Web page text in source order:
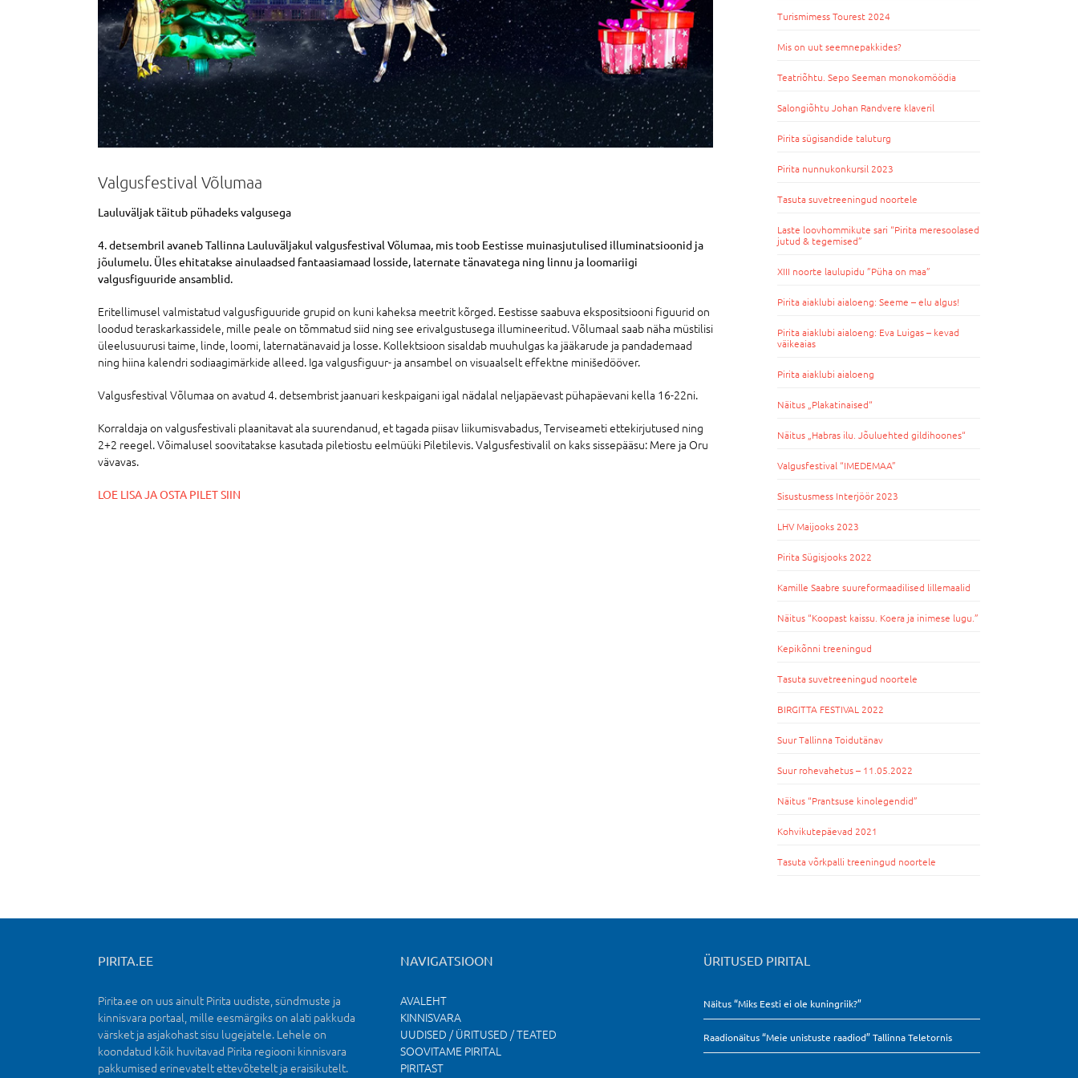
Valgusfestival Võlumaa
Lauluväljak täitub pühadeks valgusega
4. detsembril avaneb Tallinna Lauluväljakul valgusfestival Võlumaa, mis toob Eestisse muinasjutulised illuminatsioonid ja
jõulumelu. Üles ehitatakse ainulaadsed fantaasiamaad losside, laternate tänavatega ning linnu ja loomariigi
valgusfiguuride ansamblid.
Eritellimusel valmistatud valgusfiguuride grupid on kuni kaheksa meetrit kõrged. Eestisse saabuva ekspositsiooni figuurid on
loodud teraskarkassidele, mille peale on tõmmatud siid ning see erivalgustusega illumineeritud. Võlumaal saab näha müstilisi
üleelusuurusi taime, linde, loomi, laternatänavaid ja losse. Kollektsioon sisaldab muuhulgas ka jääkarude ja pandademaad
ning hiina kalendri sodiaagimärkide alleed. Iga valgusfiguur- ja ansambel on visuaalselt effektne minišedööver.
Valgusfestival Võlumaa on avatud 4. detsembrist jaanuari keskpaigani igal nädalal neljapäevast pühapäevani kella 16-22ni.
Korraldaja on valgusfestivali plaanitavat ala suurendanud, et tagada piisav liikumisvabadus, Terviseameti ettekirjutused ning
2+2 reegel. Võimalusel soovitatakse kasutada piletiostu eelmüüki Piletilevis. Valgusfestivalil on kaks sissepääsu: Mere ja Oru
vävavas.
LOE LISA JA OSTA PILET SIIN
Turismimess Tourest 2024
Mis on uut seemnepakkides?
Teatriõhtu. Sepo Seeman monokomöödia
Salongiõhtu Johan Randvere klaveril
Pirita sügisandide taluturg
Pirita nunnukonkursil 2023
Tasuta suvetreeningud noortele
Laste loovhommikute sari “Pirita meresoolased
jutud & tegemised”
XIII noorte laulupidu ”Püha on maa”
Pirita aiaklubi aialoeng: Seeme – elu algus!
Pirita aiaklubi aialoeng: Eva Luigas – kevad
väikeaias
Pirita aiaklubi aialoeng
Näitus „Plakatinaised“
Näitus „Habras ilu. Jõuluehted gildihoones“
Valgusfestival “IMEDEMAA”
Sisustusmess Interjöör 2023
LHV Maijooks 2023
Pirita Sügisjooks 2022
Kamille Saabre suureformaadilised lillemaalid
Näitus “Koopast kaissu. Koera ja inimese lugu.”
Kepikõnni treeningud
Tasuta suvetreeningud noortele
BIRGITTA FESTIVAL 2022
Suur Tallinna Toidutänav
Suur rohevahetus – 11.05.2022
Näitus “Prantsuse kinolegendid”
Kohvikutepäevad 2021
Tasuta võrkpalli treeningud noortele
PIRITA.EE
Pirita.ee on uus ainult Pirita uudiste, sündmuste ja
kinnisvara portaal, mille eesmärgiks on alati pakkuda
värsket ja asjakohast sisu lugejatele. Lehele on
koondatud kõik huvitavad Pirita regiooni kinnisvara
pakkumised erinevatelt ettevõtetelt ja eraisikutelt.
NAVIGATSIOON
AVALEHT
KINNISVARA
UUDISED / ÜRITUSED / TEATED
SOOVITAME PIRITAL
PIRITAST
ÜRITUSED PIRITAL
Näitus “Miks Eesti ei ole kuningriik?”
Raadionäitus “Meie unistuste raadiod” Tallinna Teletornis